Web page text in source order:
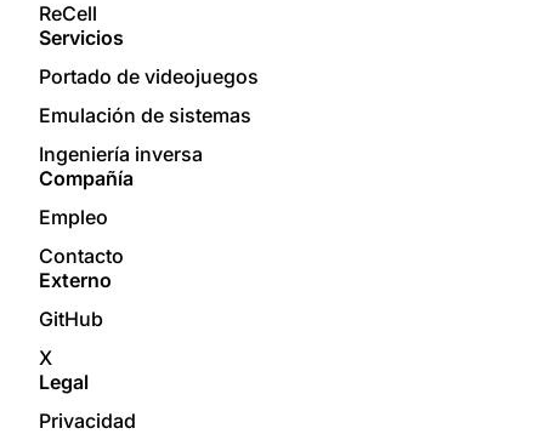
ReCell
Servicios
Portado de videojuegos
Emulación de sistemas
Ingeniería inversa
Compañía
Empleo
Contacto
Externo
GitHub
X
Legal
Privacidad